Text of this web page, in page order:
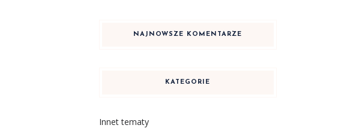
NAJNOWSZE KOMENTARZE
KATEGORIE
Innet tematy